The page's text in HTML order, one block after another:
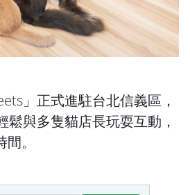
」正式進駐台北信義區，
與多隻貓店長玩耍互動，
。